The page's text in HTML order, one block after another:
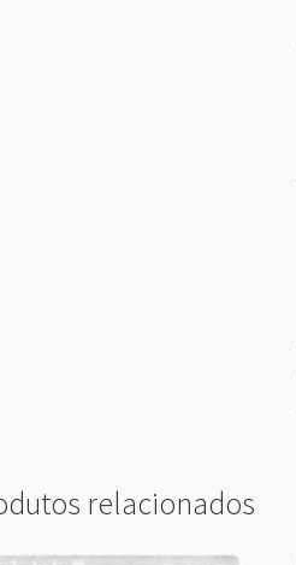
relacionados